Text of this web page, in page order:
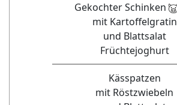
Gekochter Schinken
mit Kartoffelgratin
und Blattsalat
Früchtejoghurt
Kässpatzen
mit Röstzwiebeln